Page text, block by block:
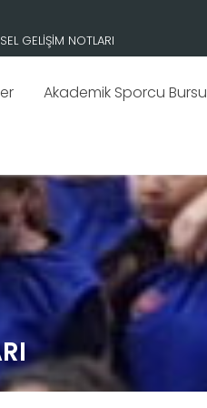
GELİŞİM NOTLARI
Akademik Sporcu Bursu